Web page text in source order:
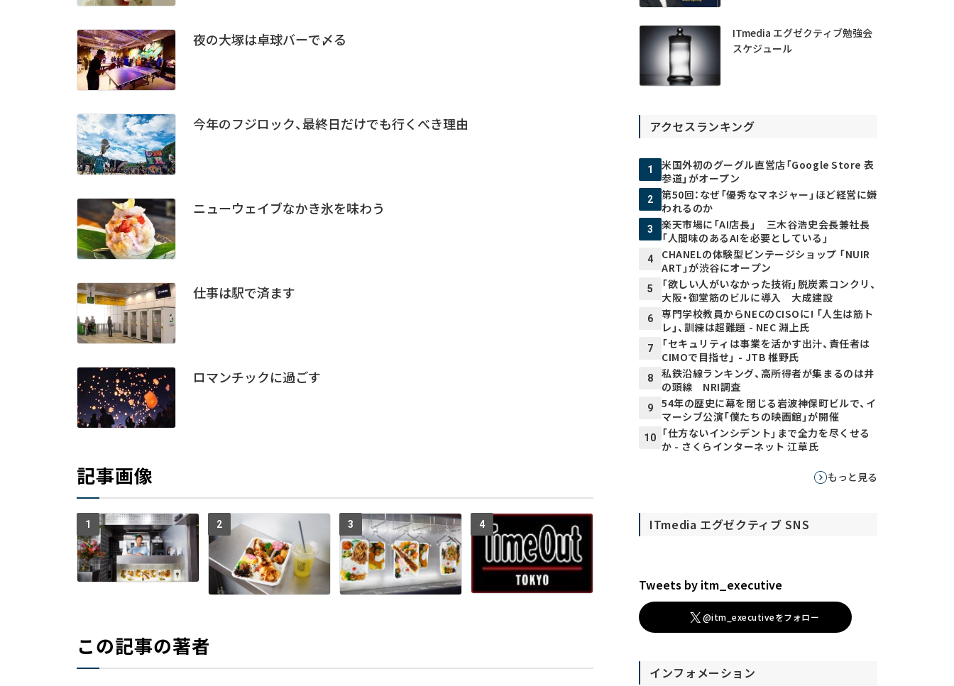
夜の大塚は卓球バーで〆る
今年のフジロック、最終日だけでも行くべき理由
ニューウェイブなかき氷を味わう
仕事は駅で済ます
ロマンチックに過ごす
記事画像
1 2 3 4
この記事の著者
ITmedia エグゼクティブ勉強会
スケジュール
アクセスランキング
1
米国外初のグーグル直営店「Google Store 表
参道」がオープン
2
第50回：なぜ「優秀なマネジャー」ほど経営に嫌
われるのか
3
楽天市場に「AI店長」 三木谷浩史会長兼社長
「人間味のあるAIを必要としている」
4
CHANELの体験型ビンテージショップ 「NUIR
ART」が渋谷にオープン
5
「欲しい人がいなかった技術」脱炭素コンクリ、
大阪・御堂筋のビルに導入 大成建設
6
専門学校教員からNECのCISOに! 「人生は筋ト
レ」、訓練は超難題 - NEC 淵上氏
7
「セキュリティは事業を活かす出汁、責任者は
CIMOで目指せ」 - JTB 椎野氏
8
私鉄沿線ランキング、高所得者が集まるのは井
の頭線 NRI調査
9
54年の歴史に幕を閉じる岩波神保町ビルで、イ
マーシブ公演「僕たちの映画館」が開催
10
「仕方ないインシデント」まで全力を尽くせる
か - さくらインターネット 江草氏
もっと見る
ITmedia エグゼクティブ SNS
Tweets by itm_executive
@itm_executiveをフォロー
インフォメーション